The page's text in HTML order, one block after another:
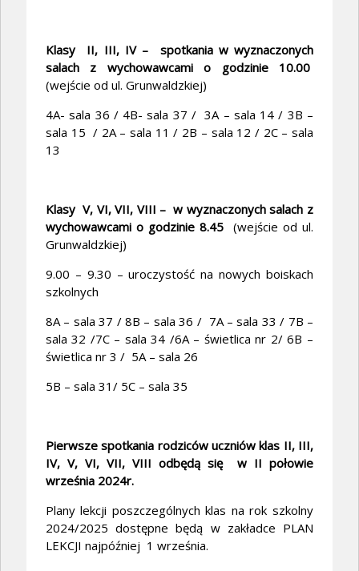
Klasy II, III, IV – spotkania w wyznaczonych
salach z wychowawcami o godzinie 10.00
(wejście od ul. Grunwaldzkiej)
4A- sala 36 / 4B- sala 37 / 3A – sala 14 / 3B –
sala 15 / 2A – sala 11 / 2B – sala 12 / 2C – sala
13
Klasy V, VI, VII, VIII – w wyznaczonych salach z
wychowawcami o godzinie 8.45 (wejście od ul.
Grunwaldzkiej)
9.00 – 9.30 – uroczystość na nowych boiskach
szkolnych
8A – sala 37 / 8B – sala 36 / 7A – sala 33 / 7B –
sala 32 /7C – sala 34 /6A – świetlica nr 2/ 6B –
świetlica nr 3 / 5A – sala 26
5B – sala 31/ 5C – sala 35
Pierwsze spotkania rodziców uczniów klas II, III,
IV, V, VI, VII, VIII odbędą się w II połowie
września 2024r.
Plany lekcji poszczególnych klas na rok szkolny
2024/2025 dostępne będą w zakładce PLAN
LEKCJI najpóźniej 1 września.